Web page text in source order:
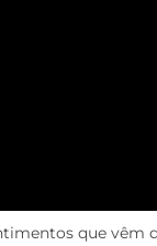
que